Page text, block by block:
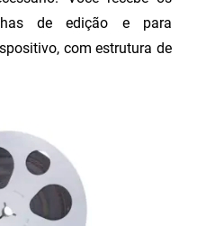
de edição e para
com estrutura de